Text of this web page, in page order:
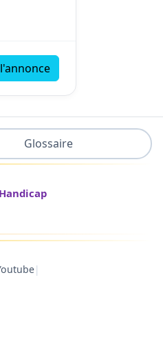
Glossaire
Handicap
|